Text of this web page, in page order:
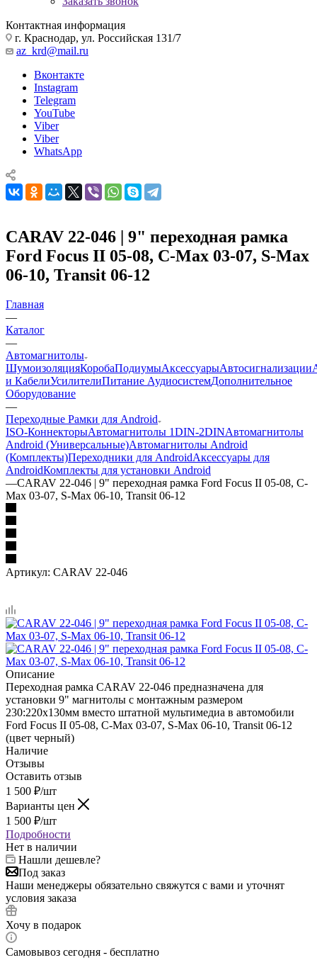
Контактная информация
г. Краснодар, ул. Российская 131/7
az_krd@mail.ru
Вконтакте
Instagram
Telegram
YouTube
Viber
Viber
WhatsApp
CARAV 22-046 | 9" переходная рамка
Ford Focus II 05-08, C-Max 03-07, S-Max
06-10, Transit 06-12
Главная
—
Каталог
—
Автомагнитолы
ШумоизоляцияКоробаПодиумыАксессуарыАвтосигнализации
и КабелиУсилителиПитание АудиосистемДополнительное
Оборудование
—
Переходные Рамки для Android
ISO-КоннекторыАвтомагнитолы 1DIN-2DINАвтомагнитолы
Android (Универсальные)Автомагнитолы Android
(Комплекты)Переходники для AndroidАксессуары для
AndroidКомплекты для установки Android
—CARAV 22-046 | 9" переходная рамка Ford Focus II 05-08, C-
Max 03-07, S-Max 06-10, Transit 06-12
Артикул: CARAV 22-046
Описание
Переходная рамка CARAV 22-046 предназначена для
установки 9" магнитолы с монтажным размером
230:220х130мм вместо штатной мультимедиа в автомобили
Ford Focus II 05-08, C-Max 03-07, S-Max 06-10, Transit 06-12
(цвет черный)
Наличие
Отзывы
Оставить отзыв
1 500 ₽/шт
Варианты цен
1 500 ₽/шт
Подробности
Нет в наличии
Нашли дешевле?
Под заказ
Наши менеджеры обязательно свяжутся с вами и уточнят
условия заказа
Хочу в подарок
Самовывоз сегодня - бесплатно